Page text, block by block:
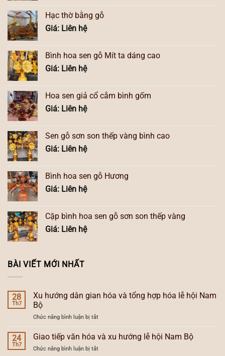
Hạc thờ bằng gỗ
Giá: Liên hệ
Bình hoa sen gỗ Mít ta dáng cao
Giá: Liên hệ
Hoa sen giả cổ cắm bình gốm
Giá: Liên hệ
Sen gỗ sơn son thếp vàng bình cao
Giá: Liên hệ
Bình hoa sen gỗ Hương
Giá: Liên hệ
Cặp bình hoa sen gỗ sơn son thếp vàng
Giá: Liên hệ
BÀI VIẾT MỚI NHẤT
28
Th7
Xu hướng dân gian hóa và tổng hợp hóa lễ hội Nam
Bộ
Chức năng bình luận bị tắtở
Xu
hướng
gian
24
Th7
Giao tiếp văn hóa và xu hướng lễ hội Nam Bộ
Chức năng bình luận bị tắtở